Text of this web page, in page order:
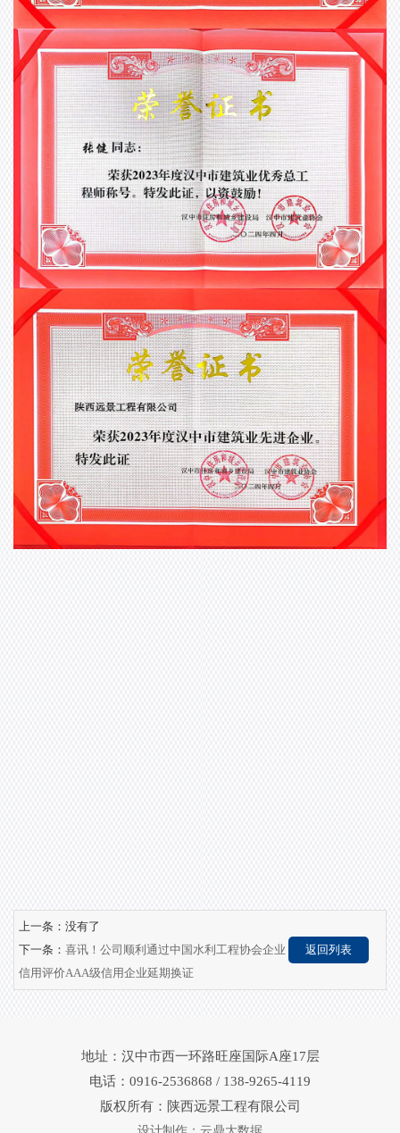
上一条：没有了
下一条： 喜讯！公司顺利通过中国水利工程协会企业
信用评价AAA级信用企业延期换证
返回列表
地址：汉中市西一环路旺座国际A座17层
电话：0916-2536868 / 138-9265-4119
版权所有：陕西远景工程有限公司